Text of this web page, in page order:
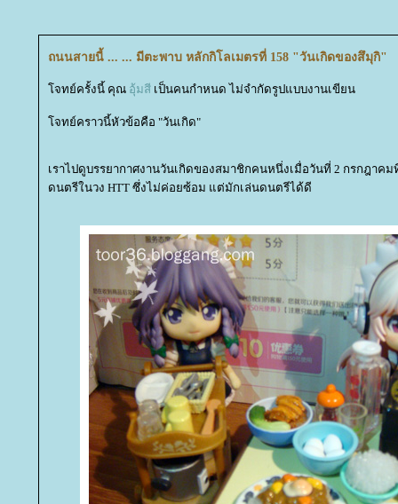
ถนนสายนี้ ... ... มีตะพาบ หลักกิโลเมตรที่ 158 "วันเกิดของสึมุกิ"
จทย์ครั้งนี้ คุณ อุ้มสี เป็นคนกำหนด ไม่จำกัดรูปแบบงานเขียน
จทย์คราวนี้หัวข้อคือ "วันเกิด"
เราไปดูบรรยากาศงานวันเกิดของสมาชิกคนหนึ่งเมื่อวันที่ 2 กรกฎาค
ดนตรีในวง HTT ซึ่งไม่ค่อยซ้อม แต่มักเล่นดนตรีได้ดี